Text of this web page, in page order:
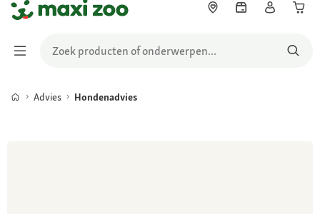
Advies Hondenadvies